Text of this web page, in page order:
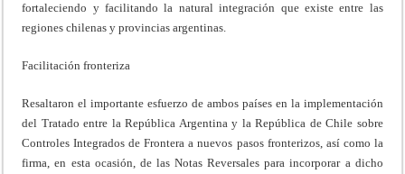
fortaleciendo y facilitando la natural integración que existe entre las
regiones chilenas y provincias argentinas.
Facilitación fronteriza
Resaltaron el importante esfuerzo de ambos países en la implementación
del Tratado entre la República Argentina y la República de Chile sobre
Controles Integrados de Frontera a nuevos pasos fronterizos, así como la
firma, en esta ocasión, de las Notas Reversales para incorporar a dicho